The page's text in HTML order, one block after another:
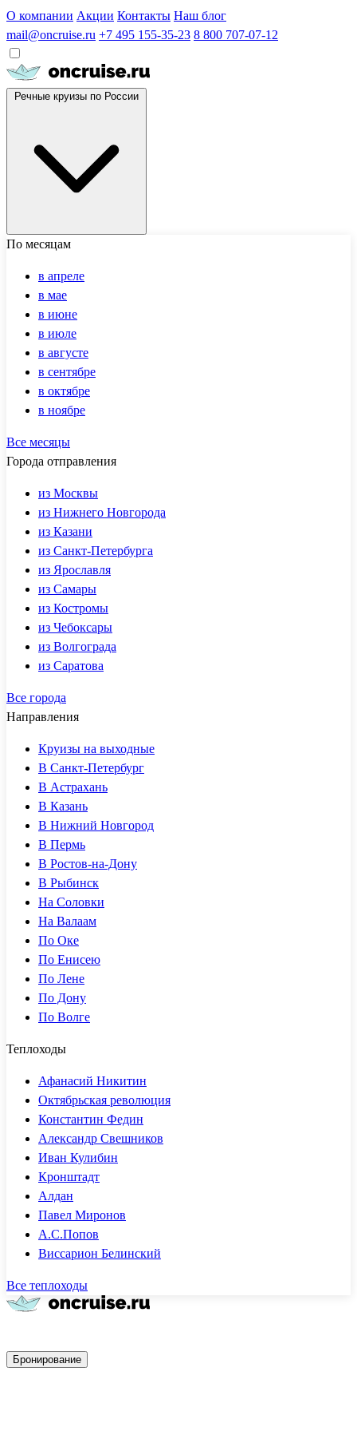
О компании Акции Контакты Наш блог
mail@oncruise.ru +7 495 155-35-23 8 800 707-07-12
По месяцам
в апреле
в мае
в июне
в июле
в августе
в сентябре
в октябре
в ноябре
Все месяцы
Города отправления
из Москвы
из Нижнего Новгорода
из Казани
из Санкт-Петербурга
из Ярославля
из Самары
из Костромы
из Чебоксары
из Волгограда
из Саратова
Все города
Направления
Круизы на выходные
В Санкт-Петербург
В Астрахань
В Казань
В Нижний Новгород
В Пермь
В Ростов-на-Дону
В Рыбинск
На Соловки
На Валаам
По Оке
По Енисею
По Лене
По Дону
По Волге
Теплоходы
Афанасий Никитин
Октябрьская революция
Константин Федин
Александр Свешников
Иван Кулибин
Кронштадт
Алдан
Павел Миронов
А.С.Попов
Виссарион Белинский
Все теплоходы
Бронирование